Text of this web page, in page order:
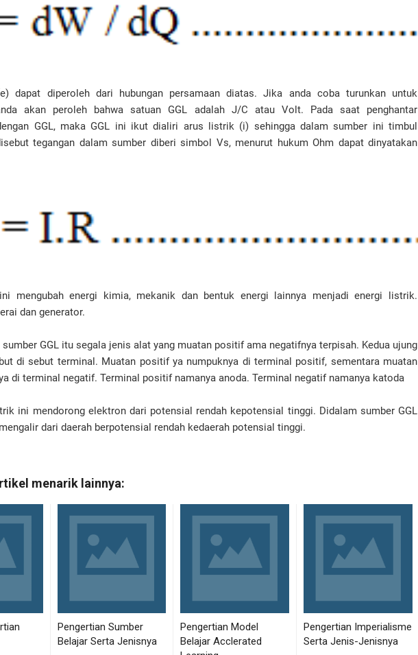
dapat diperoleh dari hubungan persamaan diatas. Jika anda coba turunkan untuk
akan peroleh bahwa satuan GGL adalah J/C atau Volt. Pada saat penghantar
GGL, maka GGL ini ikut dialiri arus listrik (i) sehingga dalam sumber ini timbul
tegangan dalam sumber diberi simbol Vs, menurut hukum Ohm dapat dinyatakan
mengubah energi kimia, mekanik dan bentuk energi lainnya menjadi energi listrik.
dan generator.
sumber GGL itu segala jenis alat yang muatan positif ama negatifnya terpisah. Kedua ujung
di sebut terminal. Muatan positif ya numpuknya di terminal positif, sementara muatan
di terminal negatif. Terminal positif namanya anoda. Terminal negatif namanya katoda
ini mendorong elektron dari potensial rendah kepotensial tinggi. Didalam sumber GGL
dari daerah berpotensial rendah kedaerah potensial tinggi.